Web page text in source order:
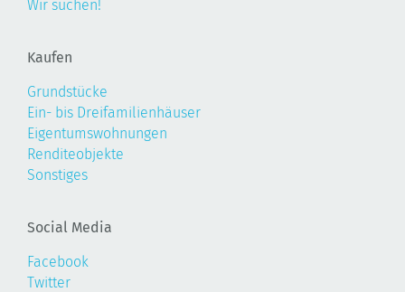
Wir suchen!
Kaufen
Grundstücke
Ein- bis Dreifamilienhäuser
Eigentumswohnungen
Renditeobjekte
Sonstiges
Social Media
Facebook
Twitter